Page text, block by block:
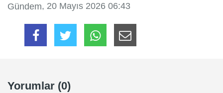
Gündem, 20 Mayıs 2026 06:43
Yorumlar (0)